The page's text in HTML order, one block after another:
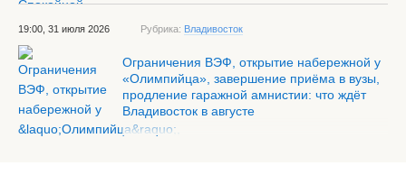
19:00, 31 июля 2026 Рубрика: Владивосток
Ограничения ВЭФ, открытие набережной у
«Олимпийца», завершение приёма в вузы,
продление гаражной амнистии: что ждёт
Владивосток в августе